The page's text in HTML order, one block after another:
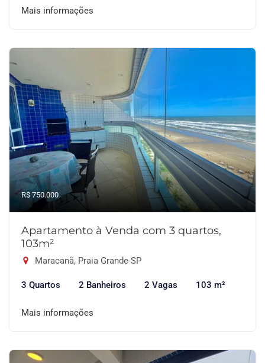
Mais informações
R$ 750.000
Apartamento à Venda com 3 quartos,
103m²
Maracanã, Praia Grande-SP
3 Quartos 2 Banheiros 2 Vagas 103 m²
Mais informações